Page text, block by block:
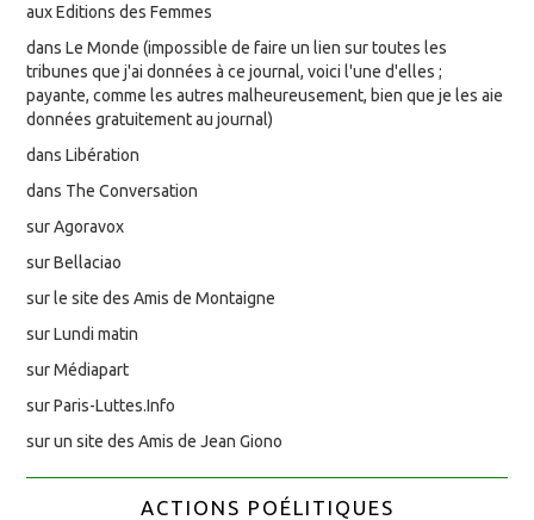
aux Editions des Femmes
dans Le Monde (impossible de faire un lien sur toutes les
tribunes que j'ai données à ce journal, voici l'une d'elles ;
payante, comme les autres malheureusement, bien que je les aie
données gratuitement au journal)
dans Libération
dans The Conversation
sur Agoravox
sur Bellaciao
sur le site des Amis de Montaigne
sur Lundi matin
sur Médiapart
sur Paris-Luttes.Info
sur un site des Amis de Jean Giono
ACTIONS POÉLITIQUES